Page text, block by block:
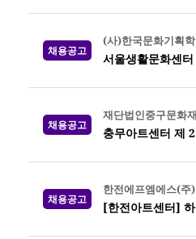
채용공고
(사)한국문화기획
서울생활문화센
채용공고
재단법인중구문화
충무아트센터 제
채용공고
한전에프엠에스(주)
[한전아트센터]